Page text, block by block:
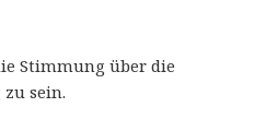
Stimmung über die
sein.